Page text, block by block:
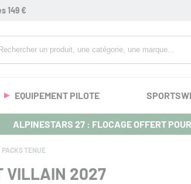
149 €
EQUIPEMENT PILOTE
ALPINESTARS 27 : FLOCAGE OFFERT
PACKS TENUE
VILLAIN 2027